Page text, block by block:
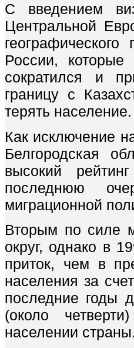
С введением
Центральной
России,
сократился и
границу с
терять население.
Как исключение
Белгородская
высокий
последнюю
миграционной
Вторым по силе
округ, однако в
приток, чем в
населения за
последние годы
(около
населении страны.